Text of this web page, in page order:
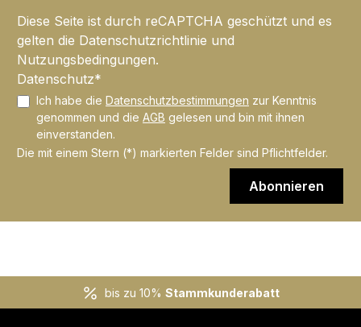
Diese Seite ist durch reCAPTCHA geschützt und es
gelten die Datenschutzrichtlinie und
Nutzungsbedingungen.
Datenschutz*
Ich habe die Datenschutzbestimmungen zur Kenntnis
genommen und die AGB gelesen und bin mit ihnen
einverstanden.
Die mit einem Stern (*) markierten Felder sind Pflichtfelder.
Abonnieren
bis zu 10% Stammkunderabatt